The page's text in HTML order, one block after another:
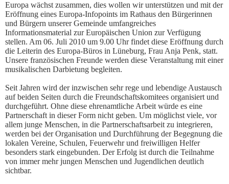
Europa wächst zusammen, dies wollen wir unterstützen und mit der
Eröffnung eines Europa-Infopoints im Rathaus den Bürgerinnen
und Bürgern unserer Gemeinde umfangreiches
Informationsmaterial zur Europäischen Union zur Verfügung
stellen. Am 06. Juli 2010 um 9.00 Uhr findet diese Eröffnung durch
die Leiterin des Europa-Büros in Lüneburg, Frau Anja Penk, statt.
Unsere französischen Freunde werden diese Veranstaltung mit einer
musikalischen Darbietung begleiten.
Seit Jahren wird der inzwischen sehr rege und lebendige Austausch
auf beiden Seiten durch die Freundschaftskomitees organisiert und
durchgeführt. Ohne diese ehrenamtliche Arbeit würde es eine
Partnerschaft in dieser Form nicht geben. Um möglichst viele, vor
allem junge Menschen, in die Partnerschaftsarbeit zu integrieren,
werden bei der Organisation und Durchführung der Begegnung die
lokalen Vereine, Schulen, Feuerwehr und freiwilligen Helfer
besonders stark eingebunden. Der Erfolg ist durch die Teilnahme
von immer mehr jungen Menschen und Jugendlichen deutlich
sichtbar.